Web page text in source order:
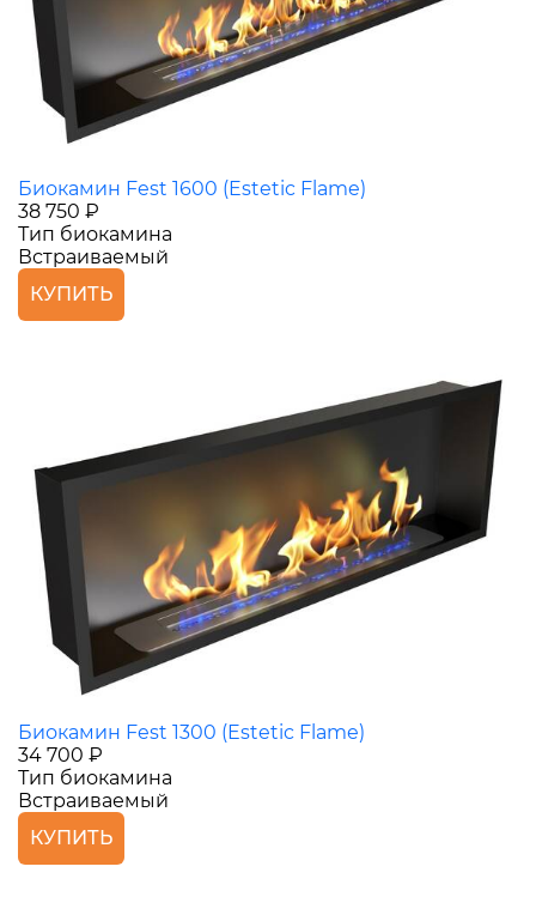
Биокамин Fest 1600 (Estetic Flame)
38 750 ₽
Тип биокамина
Встраиваемый
КУПИТЬ
Биокамин Fest 1300 (Estetic Flame)
34 700 ₽
Тип биокамина
Встраиваемый
КУПИТЬ